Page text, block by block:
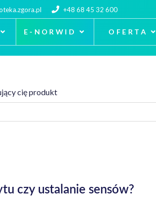
+48 68 45 32 600
E-NORWID OFERTA
cię produkt
czy ustalanie sensów?